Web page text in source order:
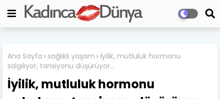
Ana Sayfa sağlıklı yaşam
İyilik, mutluluk hormonu
salgılıyor, tansiyonu düşürüyor…
İyilik, mutluluk hormonu